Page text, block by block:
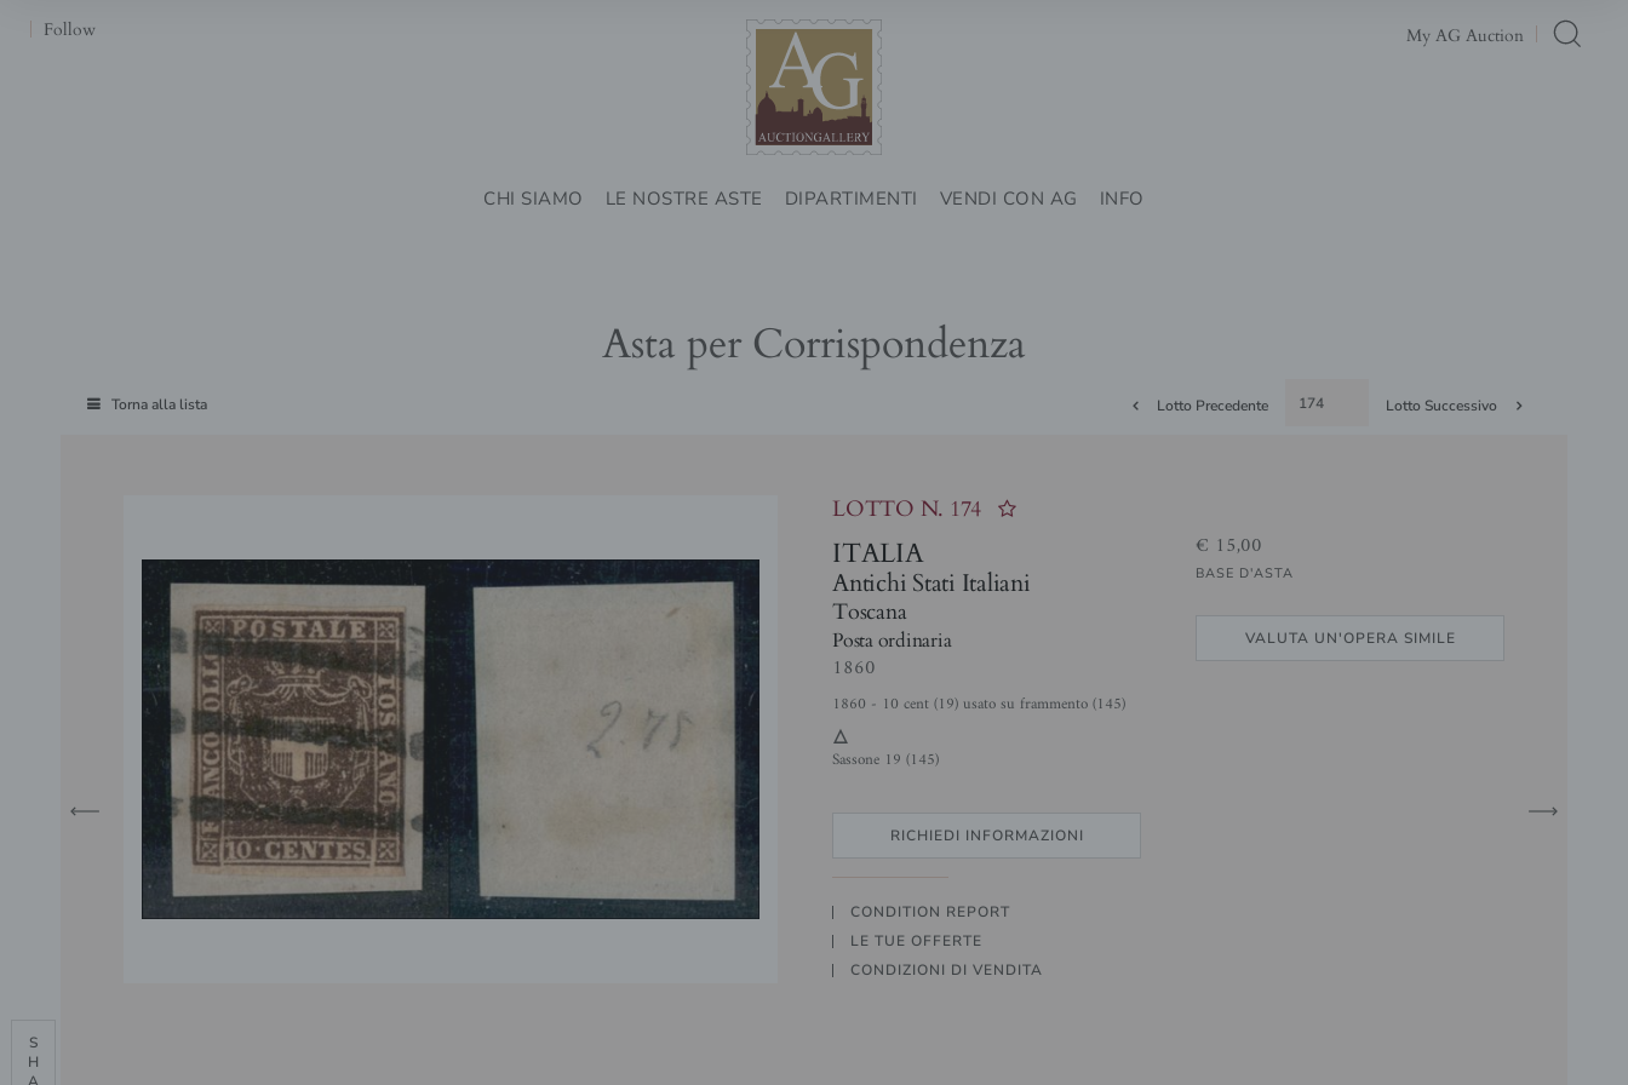
Follow My AG Auction
CHI SIAMO LE NOSTRE ASTE DIPARTIMENTI VENDI CON AG INFO
Asta per Corrispondenza
Torna alla lista Lotto Precedente Lotto Successivo
LOTTO N. 174
ITALIA
Antichi Stati Italiani
Toscana
Posta ordinaria
1860
1860 - 10 cent (19) usato su frammento (145)
3
Sassone 19 (145)
RICHIEDI INFORMAZIONI
CONDITION REPORT
LE TUE OFFERTE
CONDIZIONI DI VENDITA
€ 15,00
BASE D'ASTA
VALUTA UN'OPERA SIMILE
S
H